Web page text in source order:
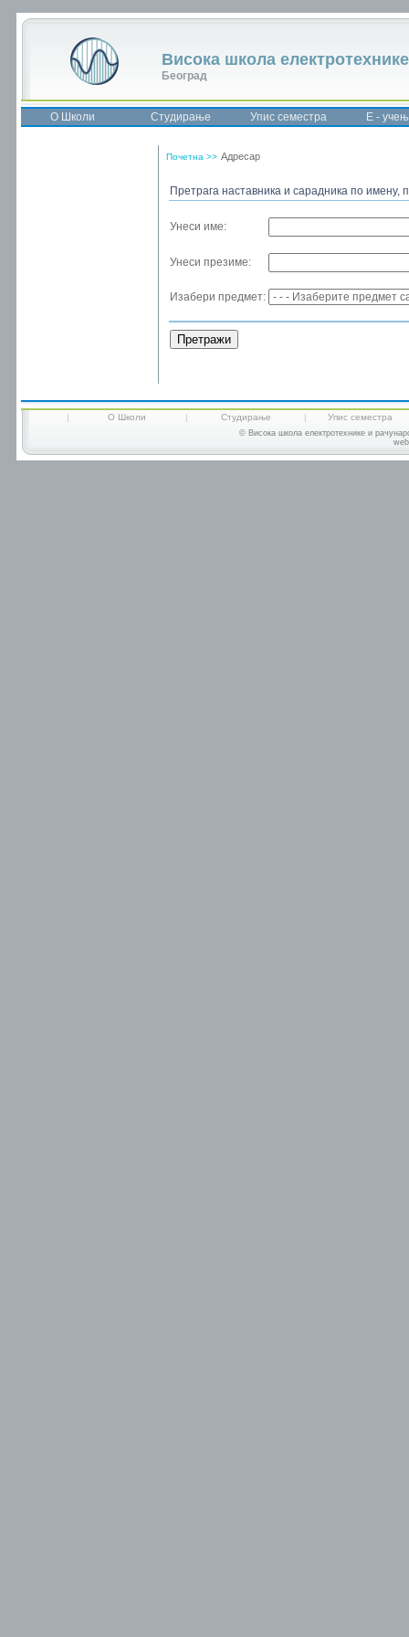
Висока школа
Београд
О Школи Студирање Упис семестра Е -
Почетна >> Адресар
Претрага наставника и сарадника по имену,
Унеси име:
Унеси презиме:
Изабери предмет:
| О Школи | Студирање | Упис семестра
© Висока школа електротехнике и